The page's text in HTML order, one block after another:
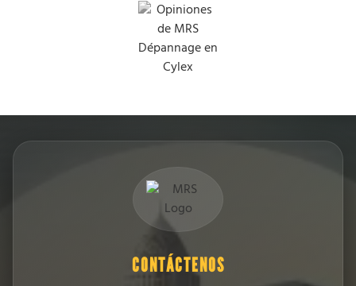
CONTÁCTENOS